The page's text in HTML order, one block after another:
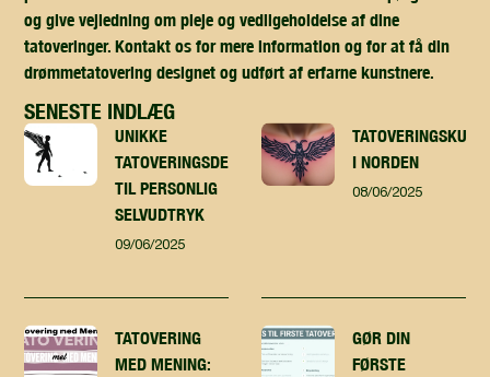
og give vejledning om pleje og vedligeholdelse af dine
tatoveringer. Kontakt os for mere information og for at få din
drømmetatovering designet og udført af erfarne kunstnere.
SENESTE INDLÆG
UNIKKE
TATOVERINGSDESIGN
TIL PERSONLIG
SELVUDTRYK
09/06/2025
TATOVERINGSKUNST
I NORDEN
08/06/2025
TATOVERING
MED MENING:
GØR DIN
FØRSTE